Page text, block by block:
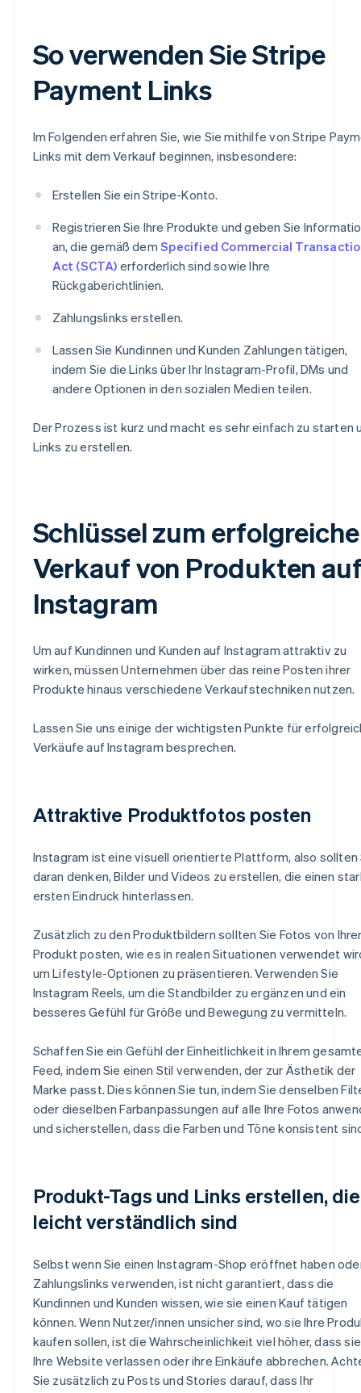
So verwenden Sie Stripe
Payment Links
Im Folgenden erfahren Sie, wie Sie mithilfe von Stripe
Links mit dem Verkauf beginnen, insbesondere:
Erstellen Sie ein Stripe-Konto.
Registrieren Sie Ihre Produkte und geben Sie
an, die gemäß demSpecified Commercial
Act (SCTA) erforderlich sind sowie Ihre
Rückgaberichtlinien.
Zahlungslinks erstellen.
Lassen Sie Kundinnen und Kunden Zahlungen tätigen,
indem Sie die Links über Ihr Instagram-Profil, DMs und
andere Optionen in den sozialen Medien teilen.
Der Prozess ist kurz und macht es sehr einfach zu starten
Links zu erstellen.
Schlüssel zum
Verkauf von Produkten
Instagram
Um auf Kundinnen und Kunden auf Instagram attraktiv zu
wirken, müssen Unternehmen über das reine Posten ihrer
Produkte hinaus verschiedene Verkaufstechniken nutzen.
Lassen Sie uns einige der wichtigsten Punkte für
Verkäufe auf Instagram besprechen.
Attraktive Produktfotos posten
Instagram ist eine visuell orientierte Plattform, also sollten
daran denken, Bilder und Videos zu erstellen, die einen
ersten Eindruck hinterlassen.
Zusätzlich zu den Produktbildern sollten Sie Fotos von
Produkt posten, wie es in realen Situationen verwendet
um Lifestyle-Optionen zu präsentieren. Verwenden Sie
Instagram Reels, um die Standbilder zu ergänzen und ein
besseres Gefühl für Größe und Bewegung zu vermitteln.
Schaffen Sie ein Gefühl der Einheitlichkeit in Ihrem
Feed, indem Sie einen Stil verwenden, der zur Ästhetik der
Marke passt. Dies können Sie tun, indem Sie denselben
oder dieselben Farbanpassungen auf alle Ihre Fotos
und sicherstellen, dass die Farben und Töne konsistent
Produkt-Tags und Links erstellen, die
leicht verständlich sind
Selbst wenn Sie einen Instagram-Shop eröffnet haben
Zahlungslinks verwenden, ist nicht garantiert, dass die
Kundinnen und Kunden wissen, wie sie einen Kauf tätigen
können. Wenn Nutzer/innen unsicher sind, wo sie Ihre
kaufen sollen, ist die Wahrscheinlichkeit viel höher, dass sie
Ihre Website verlassen oder ihre Einkäufe abbrechen.
Sie zusätzlich zu Posts und Stories darauf, dass Ihr